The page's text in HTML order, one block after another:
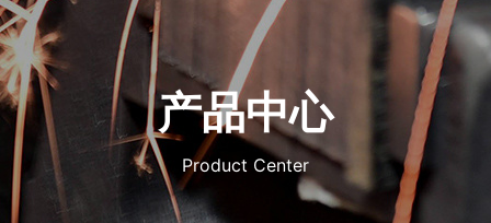
产品中心
Product Center